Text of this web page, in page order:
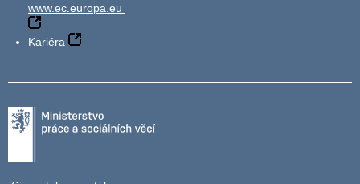
www.ec.europa.eu
Kariéra